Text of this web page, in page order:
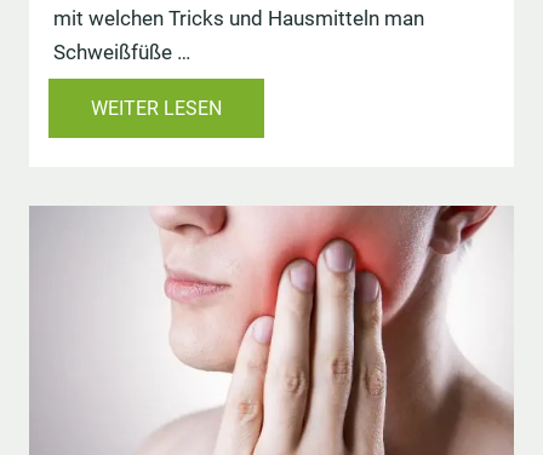
mit welchen Tricks und Hausmitteln man
Schweißfüße …
WEITER LESEN